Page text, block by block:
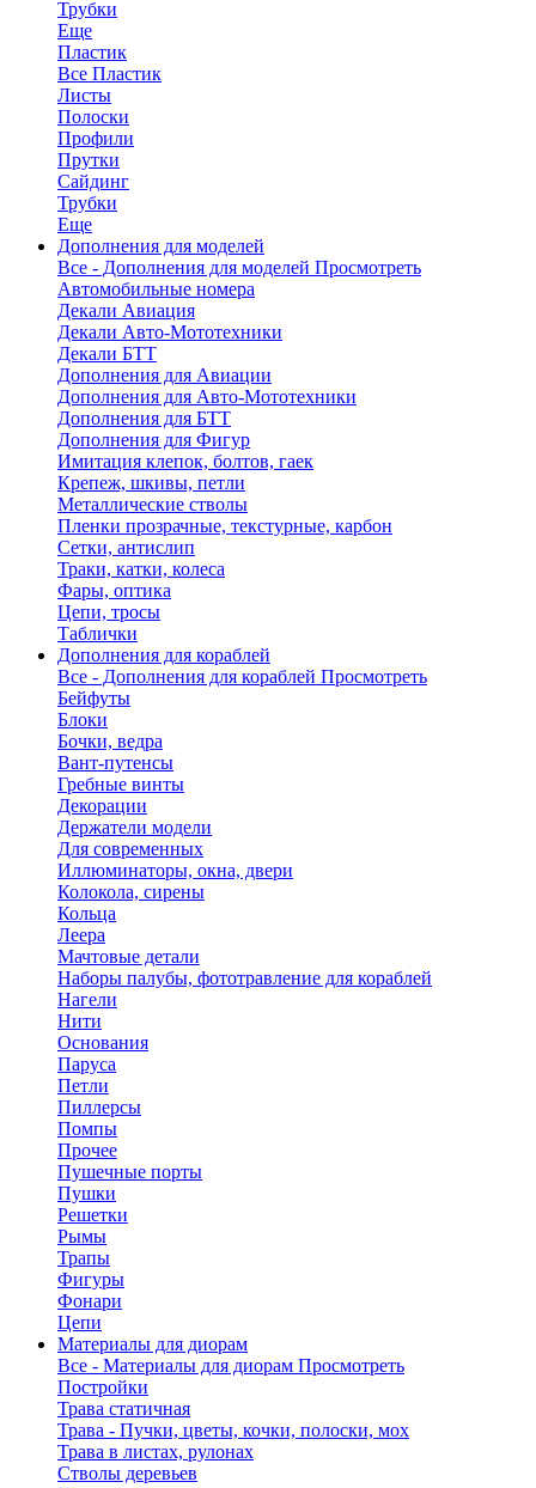
Трубки
Еще
Пластик
Все Пластик
Листы
Полоски
Профили
Прутки
Сайдинг
Трубки
Еще
Дополнения для моделей
Все - Дополнения для моделей Просмотреть
Автомобильные номера
Декали Авиация
Декали Авто-Мототехники
Декали БТТ
Дополнения для Авиации
Дополнения для Авто-Мототехники
Дополнения для БТТ
Дополнения для Фигур
Имитация клепок, болтов, гаек
Крепеж, шкивы, петли
Металлические стволы
Пленки прозрачные, текстурные, карбон
Сетки, антислип
Траки, катки, колеса
Фары, оптика
Цепи, тросы
Таблички
Дополнения для кораблей
Все - Дополнения для кораблей Просмотреть
Бейфуты
Блоки
Бочки, ведра
Вант-путенсы
Гребные винты
Декорации
Держатели модели
Для современных
Иллюминаторы, окна, двери
Колокола, сирены
Кольца
Леера
Мачтовые детали
Наборы палубы, фототравление для кораблей
Нагели
Нити
Основания
Паруса
Петли
Пиллерсы
Помпы
Прочее
Пушечные порты
Пушки
Решетки
Рымы
Трапы
Фигуры
Фонари
Цепи
Материалы для диорам
Все - Материалы для диорам Просмотреть
Постройки
Трава статичная
Трава - Пучки, цветы, кочки, полоски, мох
Трава в листах, рулонах
Стволы деревьев